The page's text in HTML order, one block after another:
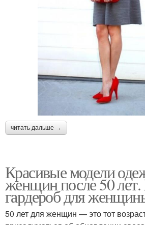
читать дальше →
Красивые модели
женщин после 50
гардероб для
50 лет для женщин — это тот